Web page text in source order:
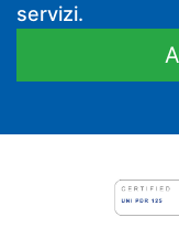
servizi.